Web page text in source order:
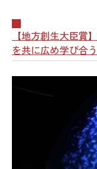
【地方創生大臣賞
を共に広め学び合